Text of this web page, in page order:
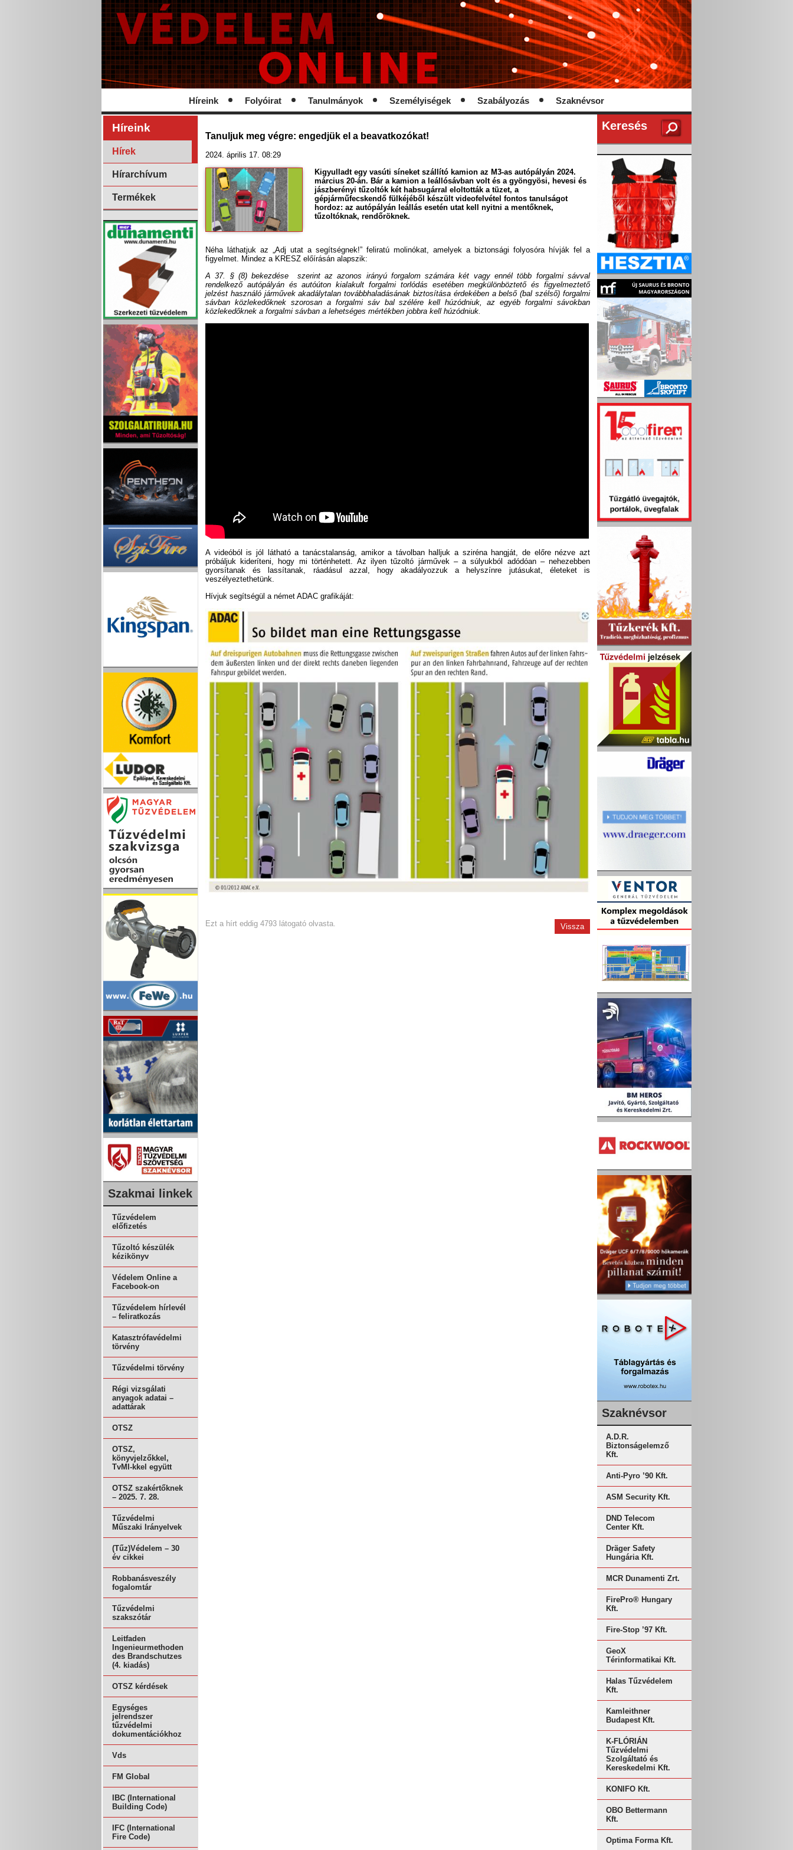
Híreink Folyóirat Tanulmányok Személyiségek Szabályozás Szaknévsor
Híreink
Hírek
Hírarchívum
Termékek
Szakmai linkek
Tűzvédelem
előfizetés
Tűzoltó készülék
kézikönyv
Védelem Online a
Facebook-on
Tűzvédelem hírlevél
– feliratkozás
Katasztrófavédelmi
törvény
Tűzvédelmi törvény
Régi vizsgálati
anyagok adatai –
adattárak
OTSZ
OTSZ,
könyvjelzőkkel,
TvMI-kkel együtt
OTSZ szakértőknek
– 2025. 7. 28.
Tűzvédelmi
Műszaki Irányelvek
(Tűz)Védelem – 30
év cikkei
Robbanásveszély
fogalomtár
Tűzvédelmi
szakszótár
Leitfaden
Ingenieurmethoden
des Brandschutzes
(4. kiadás)
OTSZ kérdések
Egységes
jelrendszer
tűzvédelmi
dokumentációkhoz
Vds
FM Global
IBC (International
Building Code)
IFC (International
Fire Code)
Tanuljuk meg végre: engedjük el a beavatkozókat!
2024. április 17. 08:29
Kigyulladt egy vasúti síneket szállító kamion az M3-as autópályán 2024.
március 20-án. Bár a kamion a leállósávban volt és a gyöngyösi, hevesi és
jászberényi tűzoltók két habsugárral eloltották a tüzet, a
gépjárműfecskendő fülkéjéből készült videofelvétel fontos tanulságot
hordoz: az autópályán leállás esetén utat kell nyitni a mentőknek,
tűzoltóknak, rendőröknek.
Néha láthatjuk az „Adj utat a segítségnek!” feliratú molinókat, amelyek a biztonsági folyosóra hívják fel a
figyelmet. Mindez a KRESZ előírásán alapszik:
A 37. § (8) bekezdése szerint az azonos irányú forgalom számára két vagy ennél több forgalmi sávval
rendelkező autópályán és autóúton kialakult forgalmi torlódás esetében megkülönböztető és figyelmeztető
jelzést használó járművek akadálytalan továbbhaladásának biztosítása érdekében a belső (bal szélső) forgalmi
sávban közlekedőknek szorosan a forgalmi sáv bal szélére kell húzódniuk, az egyéb forgalmi sávokban
közlekedőknek a forgalmi sávban a lehetséges mértékben jobbra kell húzódniuk.
A videóból is jól látható a tanácstalanság, amikor a távolban halljuk a sziréna hangját, de előre nézve azt
próbáljuk kideríteni, hogy mi történhetett. Az ilyen tűzoltó járművek – a súlyukból adódóan – nehezebben
gyorsítanak és lassítanak, ráadásul azzal, hogy akadályozzuk a helyszínre jutásukat, életeket is
veszélyeztethetünk.
Hívjuk segítségül a német ADAC grafikáját:
Vissza
Ezt a hírt eddig 4793 látogató olvasta.
Keresés
Szaknévsor
A.D.R.
Biztonságelemző
Kft.
Anti-Pyro ’90 Kft.
ASM Security Kft.
DND Telecom
Center Kft.
Dräger Safety
Hungária Kft.
MCR Dunamenti Zrt.
FirePro® Hungary
Kft.
Fire-Stop ’97 Kft.
GeoX
Térinformatikai Kft.
Halas Tűzvédelem
Kft.
Kamleithner
Budapest Kft.
K-FLÓRIÁN
Tűzvédelmi
Szolgáltató és
Kereskedelmi Kft.
KONIFO Kft.
OBO Bettermann
Kft.
Optima Forma Kft.